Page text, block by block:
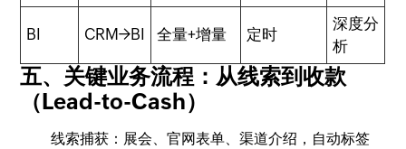
BI CRM→BI 全量+增量 定时
深度分
析
五、关键业务流程：从线索到收款
（Lead-to-Cash）
线索捕获：展会、官网表单、渠道介绍，自动标签